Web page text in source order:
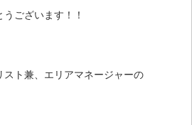
ございます！！
ト兼、エリアマネージャーの